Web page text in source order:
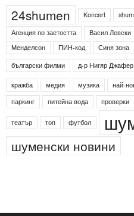
24shumen Koncert
Агенция по заетостта
Васил Левски
Менделсон
ПИН-код Синя зона
български филми
д-р Нигяр Джафер
кражба медия музика най-
паркинг питейна вода проверки
театър топ футбол
шуменски новини